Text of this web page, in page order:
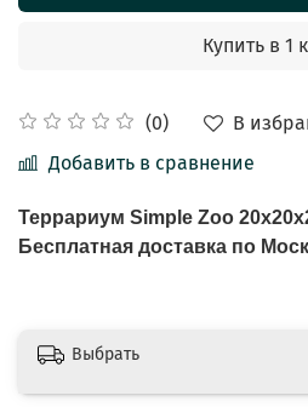
(0)
В
Добавить в сравнение
Купить в 1
Террариум Simple Zoo
Бесплатная доставка по
Выбрать